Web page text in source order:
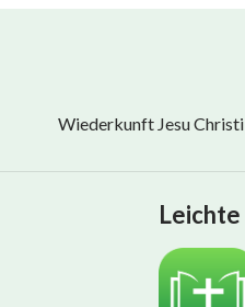
Wiederkunft Jesu Christi